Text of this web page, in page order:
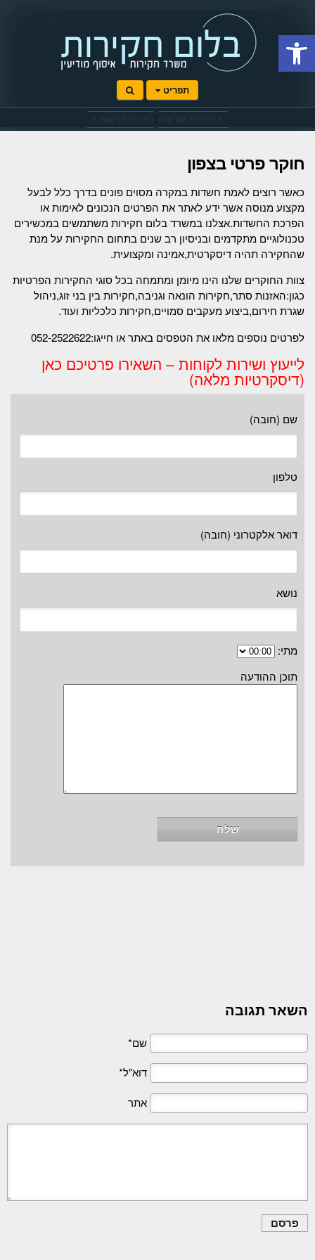
Open toolbar
תפריט
כתבות קודמות כתבות חדשות
חוקר פרטי בצפון
כאשר רוצים לאמת חשדות במקרה מסוים פונים בדרך כלל לבעל
מקצוע מנוסה אשר ידע לאתר את הפרטים הנכונים לאימות או
הפרכת החשדות.אצלנו במשרד בלום חקירות משתמשים במכשירים
טכנולוגיים מתקדמים ובניסיון רב שנים בתחום החקירות על מנת
שהחקירה תהיה דיסקרטית,אמינה ומקצועית.
צוות החוקרים שלנו הינו מיומן ומתמחה בכל סוגי החקירות הפרטיות
כגון:האזנות סתר,חקירות הונאה וגניבה,חקירות בין בני זוג,ניהול
שגרת חירום,ביצוע מעקבים סמויים,חקירות כלכליות ועוד.
לפרטים נוספים מלאו את הטפסים באתר או חייגו:052-2522622
לייעוץ ושירות לקוחות – השאירו פרטיכם כאן
(דיסקרטיות מלאה)
שם (חובה)
טלפון
דואר אלקטרוני (חובה)
נושא
מתי:
תוכן ההודעה
השאר תגובה
שם*
דוא"ל*
אתר
פרסם